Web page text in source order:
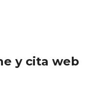
y cita web